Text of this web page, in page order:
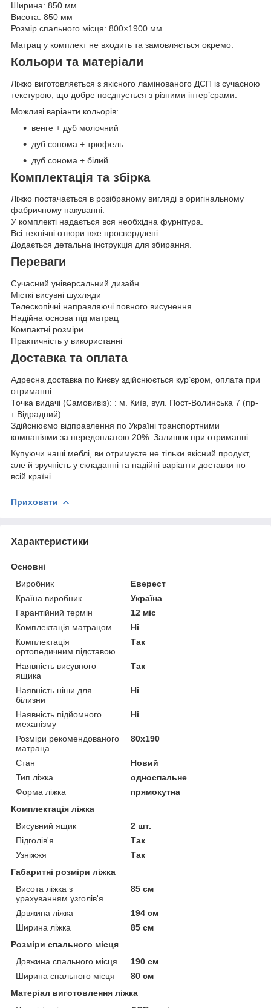
Ширина: 850 мм
Висота: 850 мм
Розмір спального місця: 800×1900 мм
Матрац у комплект не входить та замовляється окремо.
Кольори та матеріали
Ліжко виготовляється з якісного ламінованого ДСП із сучасною
текстурою, що добре поєднується з різними інтер’єрами.
Можливі варіанти кольорів:
венге + дуб молочний
дуб сонома + трюфель
дуб сонома + білий
Комплектація та збірка
Ліжко постачається в розібраному вигляді в оригінальному
фабричному пакуванні.
У комплекті надається вся необхідна фурнітура.
Всі технічні отвори вже просвердлені.
Додається детальна інструкція для збирання.
Переваги
Сучасний універсальний дизайн
Місткі висувні шухляди
Телескопічні направляючі повного висунення
Надійна основа під матрац
Компактні розміри
Практичність у використанні
Доставка та оплата
Адресна доставка по Києву здійснюється кур’єром, оплата при
отриманні
Точка видачі (Самовивіз): : м. Київ, вул. Пост-Волинська 7 (пр-
т Відрадний)
Здійснюємо відправлення по Україні транспортними
компаніями за передоплатою 20%. Залишок при отриманні.
Купуючи наші меблі, ви отримуєте не тільки якісний продукт,
але й зручність у складанні та надійні варіанти доставки по
всій країні.
Приховати
Характеристики
Основні
Виробник
Еверест
Країна виробник
Україна
Гарантійний термін
12 міс
Комплектація матрацом
Ні
Комплектація
ортопедичним підставою
Так
Наявність висувного
ящика
Так
Наявність ніши для
білизни
Ні
Наявність підйомного
механізму
Ні
Розміри рекомендованого
матраца
80х190
Стан
Новий
Тип ліжка
односпальне
Форма ліжка
прямокутна
Комплектація ліжка
Висувний ящик
2 шт.
Підголів'я
Так
Узніжжя
Так
Габаритні розміри ліжка
Висота ліжка з
урахуванням узголів'я
85 см
Довжина ліжка
194 см
Ширина ліжка
85 см
Розміри спального місця
Довжина спального місця
190 см
Ширина спального місця
80 см
Матеріал виготовлення ліжка